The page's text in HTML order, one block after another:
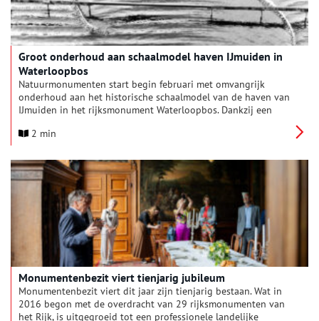
Groot onderhoud aan schaalmodel haven IJmuiden in
Waterloopbos
Natuurmonumenten start begin februari met omvangrijk
onderhoud aan het historische schaalmodel van de haven van
IJmuiden in het rijksmonument Waterloopbos. Dankzij een
in zijn oorspronkelijke staat.
2 min
Monumentenbezit viert tienjarig jubileum
Monumentenbezit viert dit jaar zijn tienjarig bestaan. Wat in
2016 begon met de overdracht van 29 rijksmonumenten van
het Rijk, is uitgegroeid tot een professionele landelijke